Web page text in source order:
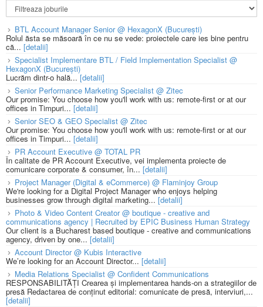
BTL Account Manager Senior @ HexagonX (București)
Rolul ăsta se măsoară în ce nu se vede: proiectele care ies bine pentru
că... [detalii]
Specialist Implementare BTL / Field Implementation Specialist @
HexagonX (București)
Lucrăm dintr-o hală...[detalii]
Senior Performance Marketing Specialist @ Zitec
Our promise: You choose how you'll work with us: remote-first or at our
offices in Timpuri... [detalii]
Senior SEO & GEO Specialist @ Zitec
Our promise: You choose how you'll work with us: remote-first or at our
offices in Timpuri... [detalii]
PR Account Executive @ TOTAL PR
În calitate de PR Account Executive, vei implementa proiecte de
comunicare corporate & consumer, în... [detalii]
Project Manager (Digital & eCommerce) @ Flaminjoy Group
We're looking for a Digital Project Manager who enjoys helping
businesses grow through digital marketing... [detalii]
Photo & Video Content Creator @ boutique - creative and
communications agency | Recruited by EPIC Business Human Strategy
Our client is a Bucharest based boutique - creative and communications
agency, driven by one... [detalii]
Account Director @ Kubis Interactive
We’re looking for an Account Director... [detalii]
Media Relations Specialist @ Confident Communications
RESPONSABILITĂȚI Crearea și implementarea hands-on a strategiilor de
presă Redactarea de conținut editorial: comunicate de presă, interviuri,...
[detalii]